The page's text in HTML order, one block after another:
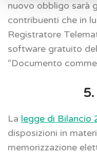
nuovo obbligo sarà
contribuenti che in
Registratore
software gratuito
“Documento
La legge di Bilancio
disposizioni in
memorizzazione